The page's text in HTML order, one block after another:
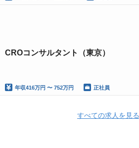
CROコンサルタント（東京）
年収416万円 〜 752万円 正社員
すべての求人を見る